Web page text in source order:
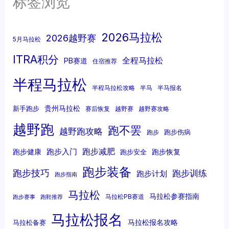
5月马拉松 2026越野赛 2026马拉松
ITRA积分 PB赛道 住宿推荐 全程马拉松
半程马拉松 半程马拉松攻略 半马 半马报名
新手跑步 贵州马拉松 赛后恢复 越野赛 越野赛攻略
越野跑 越野跑攻略 跑不罢 跑步 跑步伤病
跑步健康 跑步入门 跑步减肥 跑步安全 跑步恢复
跑步技巧 跑步指南 跑步装备 跑步计划 跑步训练
跑步赛事 跑鞋推荐 马拉松 马拉松PB赛道 马拉松参赛指南
马拉松备赛 马拉松报名 马拉松报名攻略